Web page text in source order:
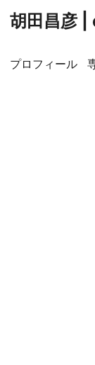
胡田昌彦
プロフィール